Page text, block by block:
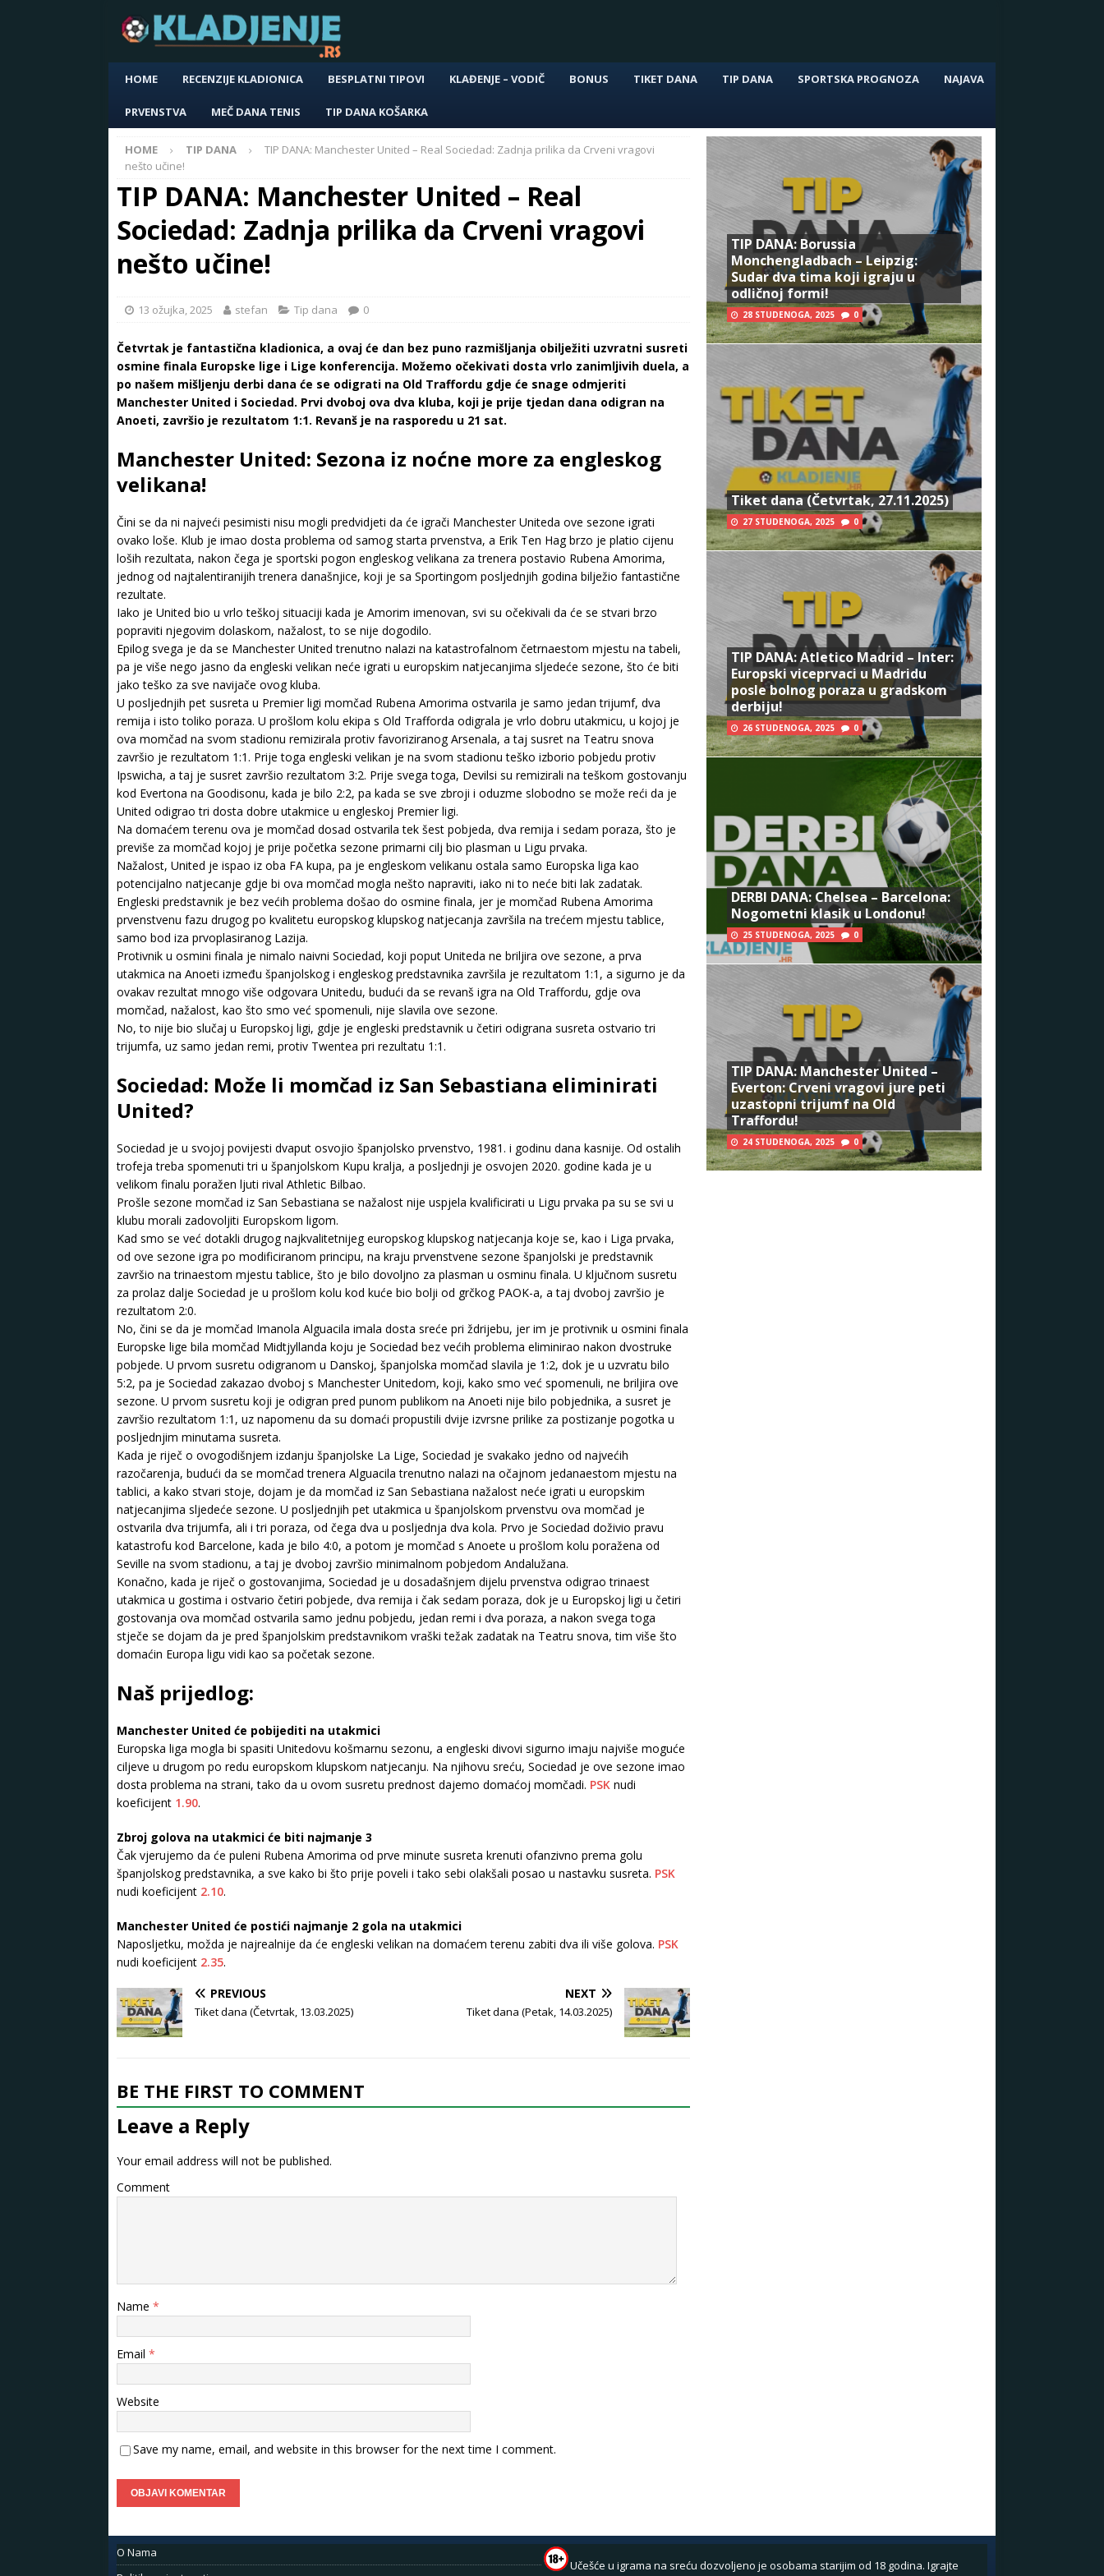
HOME RECENZIJE KLADIONICA BESPLATNI TIPOVI KLAĐENJE – VODIČ BONUS TIKET DANA TIP DANA SPORTSKA PROGNOZA NAJAVA
PRVENSTVA MEČ DANA TENIS TIP DANA KOŠARKA
HOME TIP DANA
TIP DANA: Manchester United – Real Sociedad: Zadnja prilika da Crveni vragovi
nešto učine!
TIP DANA: Manchester United – Real
Sociedad: Zadnja prilika da Crveni vragovi
nešto učine!
13 ožujka, 2025 stefan Tip dana 0
Četvrtak je fantastična kladionica, a ovaj će dan bez puno razmišljanja obilježiti uzvratni susreti
osmine finala Europske lige i Lige konferencija. Možemo očekivati ​​dosta vrlo zanimljivih duela, a
po našem mišljenju derbi dana će se odigrati na Old Traffordu gdje će snage odmjeriti
Manchester United i Sociedad. Prvi dvoboj ova dva kluba, koji je prije tjedan dana odigran na
Anoeti, završio je rezultatom 1:1. Revanš je na rasporedu u 21 sat.
Manchester United: Sezona iz noćne more za engleskog
velikana!
Čini se da ni najveći pesimisti nisu mogli predvidjeti da će igrači Manchester Uniteda ove sezone igrati
ovako loše. Klub je imao dosta problema od samog starta prvenstva, a Erik Ten Hag brzo je platio cijenu
loših rezultata, nakon čega je sportski pogon engleskog velikana za trenera postavio Rubena Amorima,
jednog od najtalentiranijih trenera današnjice, koji je sa Sportingom posljednjih godina bilježio fantastične
rezultate.
Iako je United bio u vrlo teškoj situaciji kada je Amorim imenovan, svi su očekivali da će se stvari brzo
popraviti njegovim dolaskom, nažalost, to se nije dogodilo.
Epilog svega je da se Manchester United trenutno nalazi na katastrofalnom četrnaestom mjestu na tabeli,
pa je više nego jasno da engleski velikan neće igrati u europskim natjecanjima sljedeće sezone, što će biti
jako teško za sve navijače ovog kluba.
U posljednjih pet susreta u Premier ligi momčad Rubena Amorima ostvarila je samo jedan trijumf, dva
remija i isto toliko poraza. U prošlom kolu ekipa s Old Trafforda odigrala je vrlo dobru utakmicu, u kojoj je
ova momčad na svom stadionu remizirala protiv favoriziranog Arsenala, a taj susret na Teatru snova
završio je rezultatom 1:1. Prije toga engleski velikan je na svom stadionu teško izborio pobjedu protiv
Ipswicha, a taj je susret završio rezultatom 3:2. Prije svega toga, Devilsi su remizirali na teškom gostovanju
kod Evertona na Goodisonu, kada je bilo 2:2, pa kada se sve zbroji i oduzme slobodno se može reći da je
United odigrao tri dosta dobre utakmice u engleskoj Premier ligi.
Na domaćem terenu ova je momčad dosad ostvarila tek šest pobjeda, dva remija i sedam poraza, što je
previše za momčad kojoj je prije početka sezone primarni cilj bio plasman u Ligu prvaka.
Nažalost, United je ispao iz oba FA kupa, pa je engleskom velikanu ostala samo Europska liga kao
potencijalno natjecanje gdje bi ova momčad mogla nešto napraviti, iako ni to neće biti lak zadatak.
Engleski predstavnik je bez većih problema došao do osmine finala, jer je momčad Rubena Amorima
prvenstvenu fazu drugog po kvalitetu europskog klupskog natjecanja završila na trećem mjestu tablice,
samo bod iza prvoplasiranog Lazija.
Protivnik u osmini finala je nimalo naivni Sociedad, koji poput Uniteda ne briljira ove sezone, a prva
utakmica na Anoeti između španjolskog i engleskog predstavnika završila je rezultatom 1:1, a sigurno je da
ovakav rezultat mnogo više odgovara Unitedu, budući da se revanš igra na Old Traffordu, gdje ova
momčad, nažalost, kao što smo već spomenuli, nije slavila ove sezone.
No, to nije bio slučaj u Europskoj ligi, gdje je engleski predstavnik u četiri odigrana susreta ostvario tri
trijumfa, uz samo jedan remi, protiv Twentea pri rezultatu 1:1.
Sociedad: Može li momčad iz San Sebastiana eliminirati
United?
Sociedad je u svojoj povijesti dvaput osvojio španjolsko prvenstvo, 1981. i godinu dana kasnije. Od ostalih
trofeja treba spomenuti tri u španjolskom Kupu kralja, a posljednji je osvojen 2020. godine kada je u
velikom finalu poražen ljuti rival Athletic Bilbao.
Prošle sezone momčad iz San Sebastiana se nažalost nije uspjela kvalificirati u Ligu prvaka pa su se svi u
klubu morali zadovoljiti Europskom ligom.
Kad smo se već dotakli drugog najkvalitetnijeg europskog klupskog natjecanja koje se, kao i Liga prvaka,
od ove sezone igra po modificiranom principu, na kraju prvenstvene sezone španjolski je predstavnik
završio na trinaestom mjestu tablice, što je bilo dovoljno za plasman u osminu finala. U ključnom susretu
za prolaz dalje Sociedad je u prošlom kolu kod kuće bio bolji od grčkog PAOK-a, a taj dvoboj završio je
rezultatom 2:0.
No, čini se da je momčad Imanola Alguacila imala dosta sreće pri ždrijebu, jer im je protivnik u osmini finala
Europske lige bila momčad Midtjyllanda koju je Sociedad bez većih problema eliminirao nakon dvostruke
pobjede. U prvom susretu odigranom u Danskoj, španjolska momčad slavila je 1:2, dok je u uzvratu bilo
5:2, pa je Sociedad zakazao dvoboj s Manchester Unitedom, koji, kako smo već spomenuli, ne briljira ove
sezone. U prvom susretu koji je odigran pred punom publikom na Anoeti nije bilo pobjednika, a susret je
završio rezultatom 1:1, uz napomenu da su domaći propustili dvije izvrsne prilike za postizanje pogotka u
posljednjim minutama susreta.
Kada je riječ o ovogodišnjem izdanju španjolske La Lige, Sociedad je svakako jedno od najvećih
razočarenja, budući da se momčad trenera Alguacila trenutno nalazi na očajnom jedanaestom mjestu na
tablici, a kako stvari stoje, dojam je da momčad iz San Sebastiana nažalost neće igrati u europskim
natjecanjima sljedeće sezone. U posljednjih pet utakmica u španjolskom prvenstvu ova momčad je
ostvarila dva trijumfa, ali i tri poraza, od čega dva u posljednja dva kola. Prvo je Sociedad doživio pravu
katastrofu kod Barcelone, kada je bilo 4:0, a potom je momčad s Anoete u prošlom kolu poražena od
Seville na svom stadionu, a taj je dvoboj završio minimalnom pobjedom Andalužana.
Konačno, kada je riječ o gostovanjima, Sociedad je u dosadašnjem dijelu prvenstva odigrao trinaest
utakmica u gostima i ostvario četiri pobjede, dva remija i čak sedam poraza, dok je u Europskoj ligi u četiri
gostovanja ova momčad ostvarila samo jednu pobjedu, jedan remi i dva poraza, a nakon svega toga
stječe se dojam da je pred španjolskim predstavnikom vraški težak zadatak na Teatru snova, tim više što
domaćin Europa ligu vidi kao sa početak sezone.
Naš prijedlog:
Manchester United će pobijediti na utakmici
Europska liga mogla bi spasiti Unitedovu košmarnu sezonu, a engleski divovi sigurno imaju najviše moguće
ciljeve u drugom po redu europskom klupskom natjecanju. Na njihovu sreću, Sociedad je ove sezone imao
dosta problema na strani, tako da u ovom susretu prednost dajemo domaćoj momčadi. PSK nudi
koeficijent 1.90.
Zbroj golova na utakmici će biti najmanje 3
Čak vjerujemo da će puleni Rubena Amorima od prve minute susreta krenuti ofanzivno prema golu
španjolskog predstavnika, a sve kako bi što prije poveli i tako sebi olakšali posao u nastavku susreta. PSK
nudi koeficijent 2.10.
Manchester United će postići najmanje 2 gola na utakmici
Naposljetku, možda je najrealnije da će engleski velikan na domaćem terenu zabiti dva ili više golova. PSK
nudi koeficijent 2.35.
PREVIOUS
Tiket dana (Četvrtak, 13.03.2025)
NEXT
Tiket dana (Petak, 14.03.2025)
BE THE FIRST TO COMMENT
Leave a Reply
Your email address will not be published.
Comment
Name *
Email *
Website
Save my name, email, and website in this browser for the next time I comment.
TIP DANA: Borussia
Monchengladbach – Leipzig:
Sudar dva tima koji igraju u
odličnoj formi!
28 STUDENOGA, 2025 0
Tiket dana (Četvrtak, 27.11.2025)
27 STUDENOGA, 2025 0
TIP DANA: Atletico Madrid – Inter:
Europski viceprvaci u Madridu
posle bolnog poraza u gradskom
derbiju!
26 STUDENOGA, 2025 0
DERBI DANA: Chelsea – Barcelona:
Nogometni klasik u Londonu!
25 STUDENOGA, 2025 0
TIP DANA: Manchester United –
Everton: Crveni vragovi jure peti
uzastopni trijumf na Old
Traffordu!
24 STUDENOGA, 2025 0
O Nama
Učešće u igrama na sreću dozvoljeno je osobama starijim od 18 godina. Igrajte